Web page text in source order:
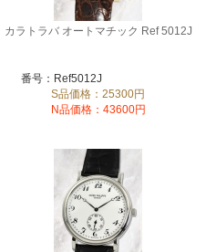
カラトラバ オートマチック Ref 5012J
番号：Ref5012J
S品価格：25300円
N品価格：43600円